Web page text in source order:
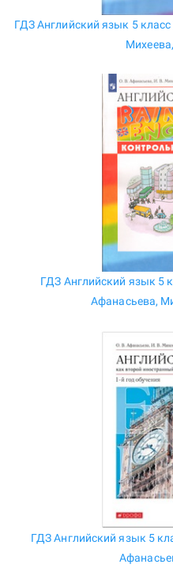
ГДЗ Английский язык 5
ГДЗ Английский язык 5
Афанасьева,
ГДЗ Английский язык 5